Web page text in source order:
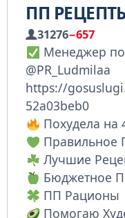
ПП
31276−657
Менеджер
@PR_Ludmilaa
https://
52a03beb0
Похудела на
Правильное
Лучшие
Бюджетное
ПП Рационы
Помогаю